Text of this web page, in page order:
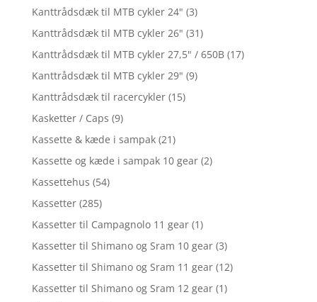
Kanttrådsdæk til MTB cykler 24" (3)
Kanttrådsdæk til MTB cykler 26" (31)
Kanttrådsdæk til MTB cykler 27,5" / 650B (17)
Kanttrådsdæk til MTB cykler 29" (9)
Kanttrådsdæk til racercykler (15)
Kasketter / Caps (9)
Kassette & kæde i sampak (21)
Kassette og kæde i sampak 10 gear (2)
Kassettehus (54)
Kassetter (285)
Kassetter til Campagnolo 11 gear (1)
Kassetter til Shimano og Sram 10 gear (3)
Kassetter til Shimano og Sram 11 gear (12)
Kassetter til Shimano og Sram 12 gear (1)